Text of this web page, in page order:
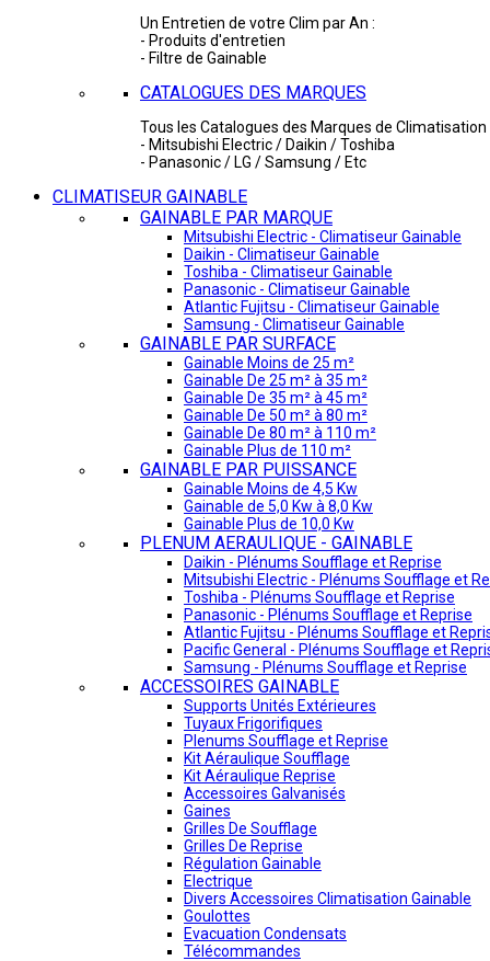
Un Entretien de votre Clim par An :
- Produits d'entretien
- Filtre de Gainable
CATALOGUES DES MARQUES
Tous les Catalogues des Marques de Climatisation
- Mitsubishi Electric / Daikin / Toshiba
- Panasonic / LG / Samsung / Etc
CLIMATISEUR GAINABLE
GAINABLE PAR MARQUE
Mitsubishi Electric - Climatiseur Gainable
Daikin - Climatiseur Gainable
Toshiba - Climatiseur Gainable
Panasonic - Climatiseur Gainable
Atlantic Fujitsu - Climatiseur Gainable
Samsung - Climatiseur Gainable
GAINABLE PAR SURFACE
Gainable Moins de 25 m²
Gainable De 25 m² à 35 m²
Gainable De 35 m² à 45 m²
Gainable De 50 m² à 80 m²
Gainable De 80 m² à 110 m²
Gainable Plus de 110 m²
GAINABLE PAR PUISSANCE
Gainable Moins de 4,5 Kw
Gainable de 5,0 Kw à 8,0 Kw
Gainable Plus de 10,0 Kw
PLENUM AERAULIQUE - GAINABLE
Daikin - Plénums Soufflage et Reprise
Mitsubishi Electric - Plénums Soufflage et
Toshiba - Plénums Soufflage et Reprise
Panasonic - Plénums Soufflage et Reprise
Atlantic Fujitsu - Plénums Soufflage et
Pacific General - Plénums Soufflage et
Samsung - Plénums Soufflage et Reprise
ACCESSOIRES GAINABLE
Supports Unités Extérieures
Tuyaux Frigorifiques
Plenums Soufflage et Reprise
Kit Aéraulique Soufflage
Kit Aéraulique Reprise
Accessoires Galvanisés
Gaines
Grilles De Soufflage
Grilles De Reprise
Régulation Gainable
Electrique
Divers Accessoires Climatisation Gainable
Goulottes
Evacuation Condensats
Télécommandes